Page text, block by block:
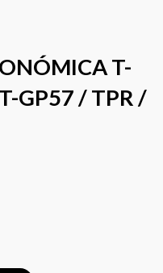
T-
GP57 / TPR /